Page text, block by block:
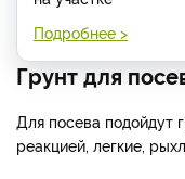
Подробнее >
Грунт для
Для посева подойдут
реакцией, легкие,